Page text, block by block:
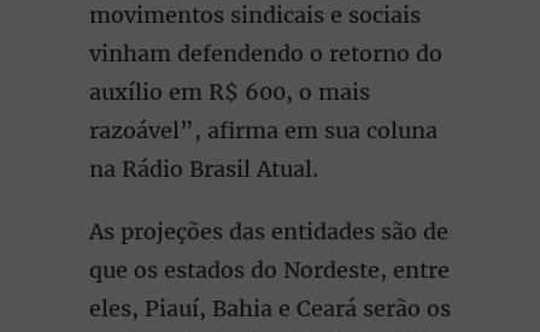
movimentos sindicais e sociais
vinham defendendo o retorno do
auxílio em R$ 600, o mais
razoável”, afirma em sua coluna
na Rádio Brasil Atual.
As projeções das entidades são de
que os estados do Nordeste, entre
eles, Piauí, Bahia e Ceará serão os